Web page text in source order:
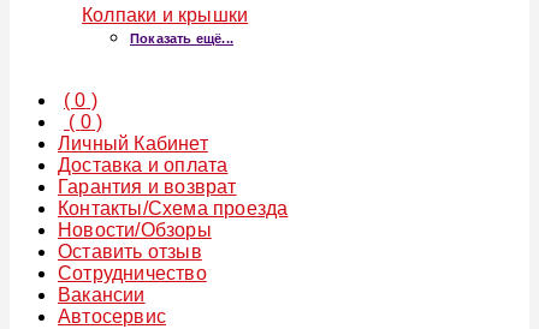
Колпаки и крышки
Показать ещё...
(0 )
( 0)
Личный Кабинет
Доставка и оплата
Гарантия и возврат
Контакты/Схема проезда
Новости/Обзоры
Оставить отзыв
Сотрудничество
Вакансии
Автосервис